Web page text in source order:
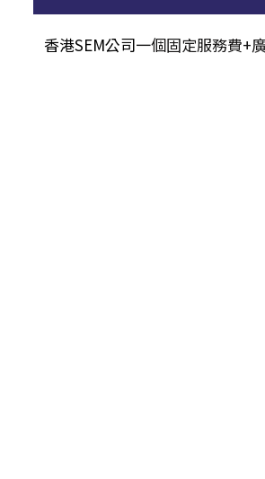
香港SEM公司一個固定服務費+